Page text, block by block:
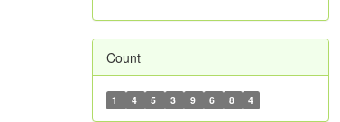
Count
1 4 5 3 9 6 8 4